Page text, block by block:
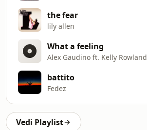
the fear
lily allen
What a feeling
Alex Gaudino ft. Kelly Rowland
battito
Fedez
Vedi Playlist